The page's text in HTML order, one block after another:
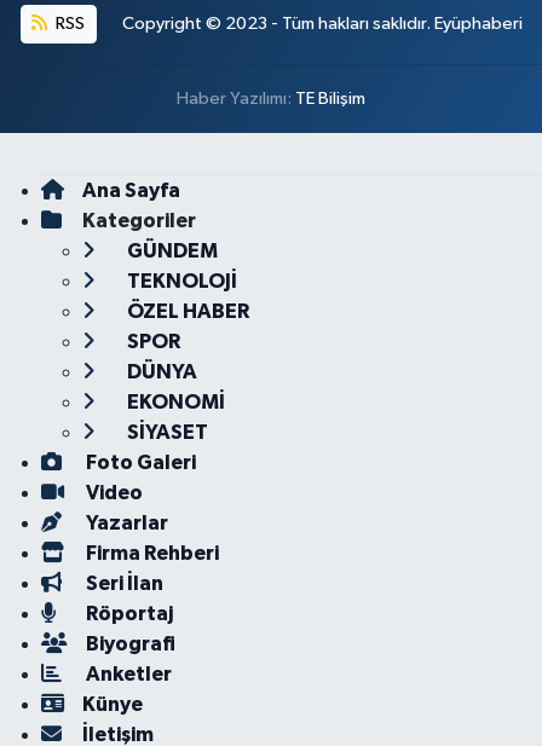
RSS Copyright © 2023 - Tüm hakları saklıdır. Eyüphaberi
Haber Yazılımı: TE Bilişim
Ana Sayfa
Kategoriler
GÜNDEM
TEKNOLOJİ
ÖZEL HABER
SPOR
DÜNYA
EKONOMİ
SİYASET
Foto Galeri
Video
Yazarlar
Firma Rehberi
Seri İlan
Röportaj
Biyografi
Anketler
Künye
İletişim